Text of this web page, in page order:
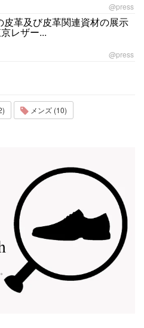
@press
皮革及び皮革関連資材の展示
レザー...
@press
メンズ (10)